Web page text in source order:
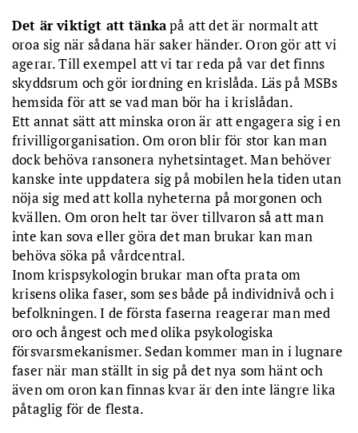
Det är viktigt att tänkapå att det är normalt att
oroa sig när sådana här saker händer. Oron gör att vi
agerar. Till exempel att vi tar reda på var det finns
skyddsrum och gör iordning en krislåda. Läs på MSBs
hemsida för att se vad man bör ha i krislådan.
Ett annat sätt att minska oron är att engagera sig i en
frivilligorganisation. Om oron blir för stor kan man
dock behöva ransonera nyhetsintaget. Man behöver
kanske inte uppdatera sig på mobilen hela tiden utan
nöja sig med att kolla nyheterna på morgonen och
kvällen. Om oron helt tar över tillvaron så att man
inte kan sova eller göra det man brukar kan man
behöva söka på vårdcentral.
Inom krispsykologin brukar man ofta prata om
krisens olika faser, som ses både på individnivå och i
befolkningen. I de första faserna reagerar man med
oro och ångest och med olika psykologiska
försvarsmekanismer. Sedan kommer man in i lugnare
faser när man ställt in sig på det nya som hänt och
även om oron kan finnas kvar är den inte längre lika
påtaglig för de flesta.